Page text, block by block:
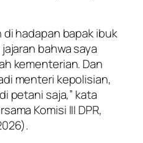
di hadapan bapak ibuk
bahwa saya
kementerian. Dan
menteri kepolisian,
petani saja,” kata
Komisi III DPR,